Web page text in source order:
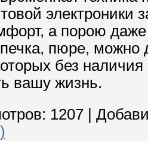
электроники
а порою
пюре, можно
без
вашу жизнь.
1207